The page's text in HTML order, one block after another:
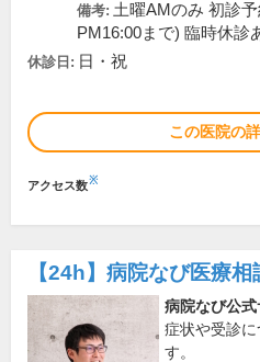
備考: 土曜AMのみ 初診予
PM16:00まで) 臨時休診
休診日: 日・祝
この医院の
アクセス数※
【24h】 病院なび医療相
病院なび公式
症状や受診
す。